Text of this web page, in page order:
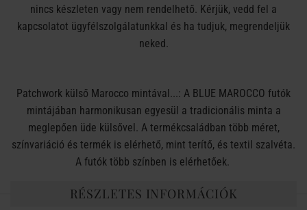
nincs készleten vagy nem rendelhető. Kérjük, vedd fel a
kapcsolatot ügyfélszolgálatunkkal és ha tudjuk, megrendeljük
neked.
Patchwork külső Marocco mintával...: A BLUE MAROCCO futók
mintájában harmonikusan egyesül a tradicionális minta a
meglepően üde külsővel. A termékcsaládban több méret,
színvariáció és termék is elérhető, mint terítő, és textil szalvéta.
A futók több színben is elérhetőek.
RÉSZLETES INFORMÁCIÓK